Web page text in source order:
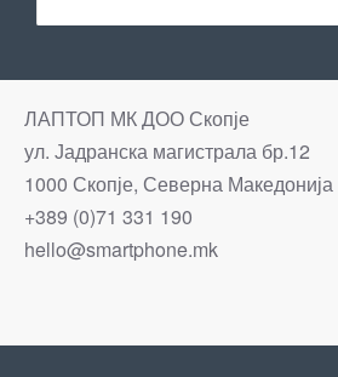
ЛАПТОП МК ДОО Скопје
ул. Јадранска магистрала бр.12
1000 Скопје, Северна Македонија
+389 (0)71 331 190
hello@smartphone.mk